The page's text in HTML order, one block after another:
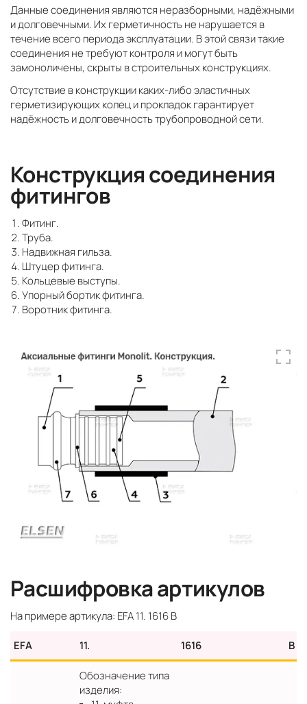
Данные соединения являются неразборными, надёжными
и долговечными. Их герметичность не нарушается в
течение всего периода эксплуатации. В этой связи такие
соединения не требуют контроля и могут быть
замоноличены, скрыты в строительных конструкциях.
Отсутствие в конструкции каких-либо эластичных
герметизирующих колец и прокладок гарантирует
надёжность и долговечность трубопроводной сети.
Конструкция соединения
фитингов
Фитинг.
Труба.
Надвижная гильза.
Штуцер фитинга.
Кольцевые выступы.
Упорный бортик фитинга.
Воротник фитинга.
Расшифровка артикулов
На примере артикула: EFА 11. 1616 B
EFА 11. 1616 B
Обозначение типа
изделия: